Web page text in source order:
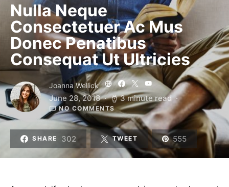
Nulla Neque
Consectetuer Ac Mus
Donec Penatibus
Consequat Ut Ultricies
Joanna Wellick
June 28, 2018 3 minute read
NO COMMENTS
SHARE 302 TWEET 555